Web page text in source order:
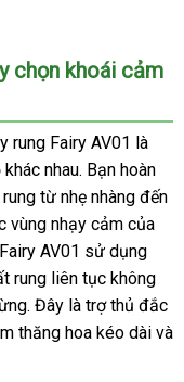
chọn khoái cảm
rung Fairy AV01 là
nhau. Bạn hoàn
từ nhẹ nhàng đến
vùng nhạy cảm của
AV01 sử dụng
rung liên tục không
Đây là trợ thủ đắc
thăng hoa kéo dài và